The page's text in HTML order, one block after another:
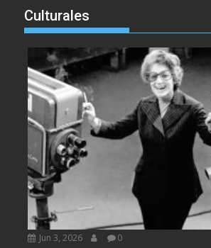
Culturales
Jun 3, 2026 0